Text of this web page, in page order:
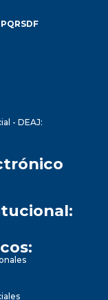
PQRSDF
- DEAJ: